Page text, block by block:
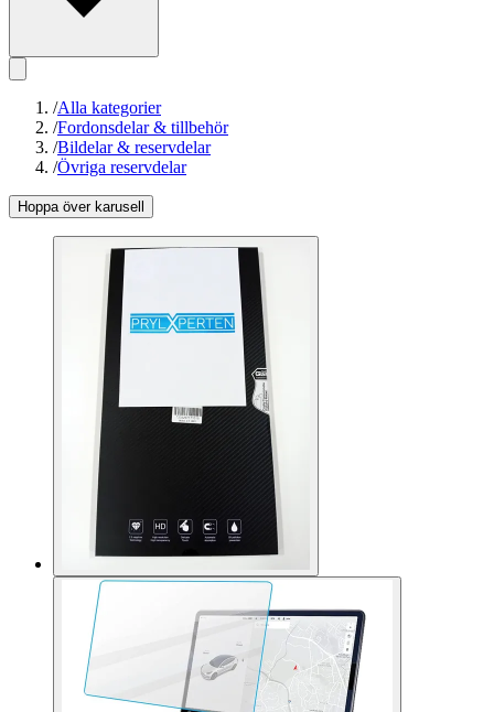
/Alla kategorier
/Fordonsdelar & tillbehör
/Bildelar & reservdelar
/Övriga reservdelar
Hoppa över karusell